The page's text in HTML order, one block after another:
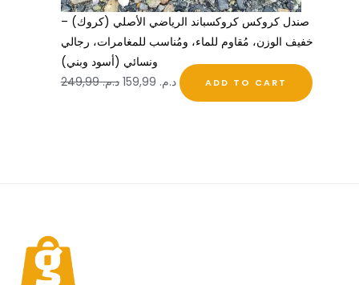
صندل كروكس كروكسباند الرياضي الأصلي (كروك) –
خفيف الوزن، مُقاوم للماء، ومُناسب للمغامرات، رجالي
ونسائي (أسود وبني)
د.م.249,99 د.م. ADD TO CART